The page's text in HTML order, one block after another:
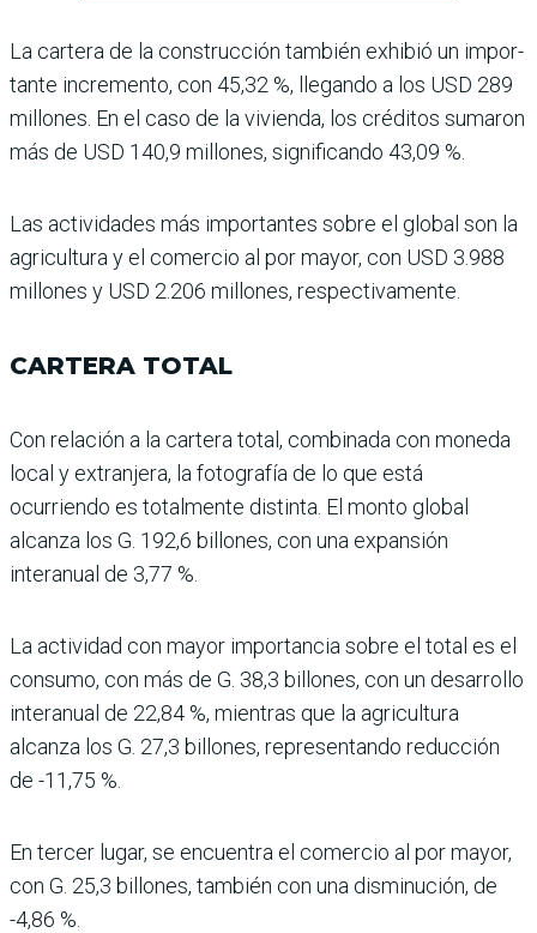
La cartera de la construcción también exhibió un impor­
tante incremento, con 45,32 %, llegando a los USD 289
millones. En el caso de la vivienda, los créditos suma­ron
más de USD 140,9 millo­nes, significando 43,09 %.
Las actividades más impor­tantes sobre el global son la
agricultura y el comercio al por mayor, con USD 3.988
millones y USD 2.206 millo­nes, respectivamente.
CARTERA TOTAL
Con relación a la cartera total, combinada con moneda
local y extranjera, la fotografía de lo que está
ocurriendo es totalmente distinta. El monto global
alcanza los G. 192,6 billones, con una expansión
interanual de 3,77 %.
La actividad con mayor importancia sobre el total es el
consumo, con más de G. 38,3 billones, con un desa­rrollo
interanual de 22,84 %, mientras que la agricultura
alcanza los G. 27,3 billones, representando reducción
de -11,75 %.
En tercer lugar, se encuen­tra el comercio al por mayor,
con G. 25,3 billones, tam­bién con una disminución, de
-4,86 %.